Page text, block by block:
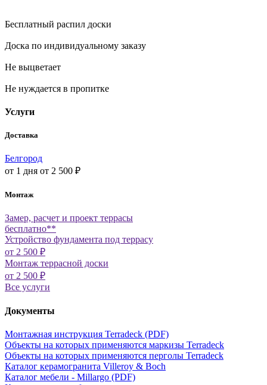
Бесплатный распил доски
Доска по индивидуальному заказу
Не выцветает
Не нуждается в пропитке
Услуги
Доставка
Белгород
от 1 дня от 2 500 ₽
Монтаж
Замер, расчет и проект террасы
бесплатно**
Устройство фундамента под террасу
от 2 500 ₽
Монтаж террасной доски
от 2 500 ₽
Все услуги
Документы
Монтажная инструкция Terradeck (PDF)
Объекты на которых применяются маркизы Terradeck
Объекты на которых применяются перголы Terradeck
Каталог керамогранита Villeroy & Boch
Каталог мебели - Millargo (PDF)